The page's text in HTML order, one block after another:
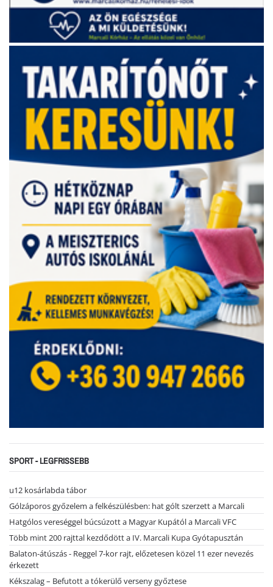
SPORT - LEGFRISSEBB
u12 kosárlabda tábor
Gólzáporos győzelem a felkészülésben: hat gólt szerzett a Marcali
Hatgólos vereséggel búcsúzott a Magyar Kupától a Marcali VFC
Több mint 200 rajttal kezdődött a IV. Marcali Kupa Gyótapusztán
Balaton-átúszás - Reggel 7-kor rajt, előzetesen közel 11 ezer nevezés
érkezett
Kékszalag – Befutott a tókerülő verseny győztese